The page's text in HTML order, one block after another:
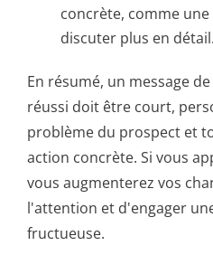
concrète, comme
discuter plus en détail.
En résumé, un message
réussi doit être court,
problème du prospect et
action concrète. Si vous
vous augmenterez vos
l'attention et d'engager
fructueuse.